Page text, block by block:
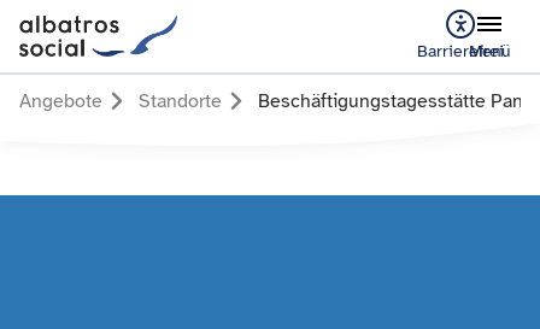
Barrierefrei
Menü
Angebote Standorte Beschäftigungstagesstätte